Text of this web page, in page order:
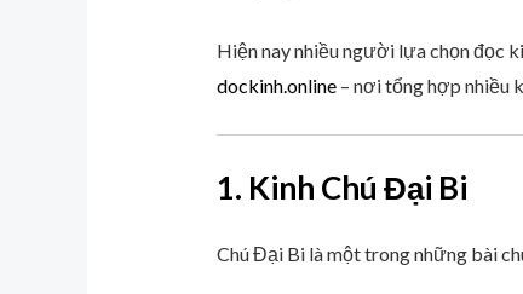
Hiện nay nhiều người lựa chọn đọc
dockinh.online– nơi tổng hợp nhiều
1. Kinh Chú Đại Bi
Chú Đại Bi là một trong những bài